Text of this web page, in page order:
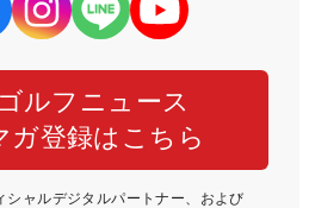
ルフニュース
ガ登録はこちら
シャルデジタルパートナー、および